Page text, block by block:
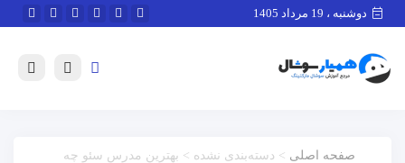
دوشنبه ، 19 مرداد 1405
صفحه اصلی > دسته‌بندی نشده > بهترین مدرس سئو چه